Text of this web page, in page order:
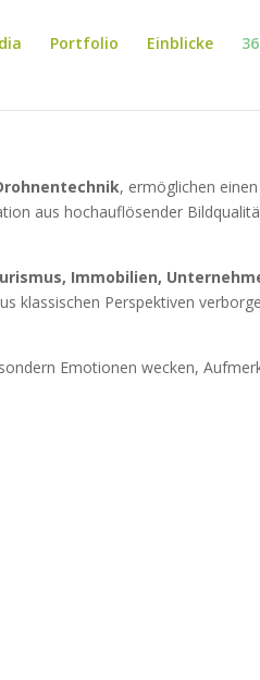
Portfolio Einblicke
, ermöglichen
aus hochauflösender
Immobilien,
klassischen Perspektiven
Emotionen wecken,